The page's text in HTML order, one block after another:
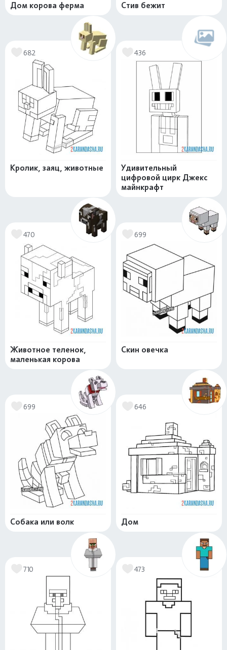
Дом корова ферма Стив бежит
682
Кролик, заяц, животные
436
Удивительный
цифровой цирк Джекс
майнкрафт
470
Животное теленок,
маленькая корова
699
Скин овечка
699
Собака или волк
646
Дом
710 473